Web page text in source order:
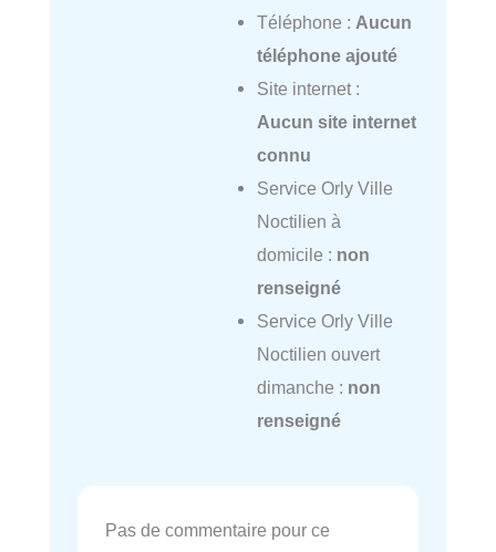
Téléphone : Aucun
téléphone ajouté
Site internet :
Aucun site internet
connu
Service Orly Ville
Noctilien à
domicile : non
renseigné
Service Orly Ville
Noctilien ouvert
dimanche : non
renseigné
Pas de commentaire pour ce